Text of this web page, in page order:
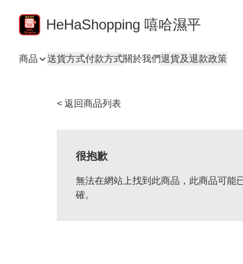
HeHaShopping 嘻哈濕平
商品 送貨方式付款方式關於我們退貨及退款政策
< 返回商品列表
很抱歉
無法在網站上找到此商品，此商品可能
確。